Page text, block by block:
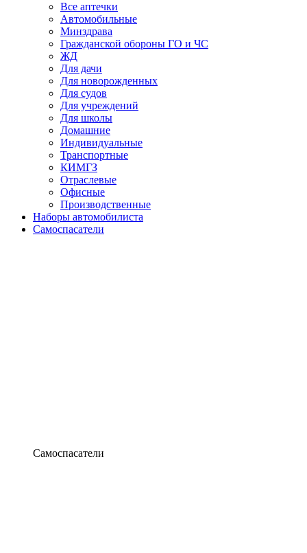
Все аптечки
Автомобильные
Минздрава
Гражданской обороны ГО и ЧС
ЖД
Для дачи
Для новорожденных
Для судов
Для учреждений
Для школы
Домашние
Индивидуальные
Транспортные
КИМГЗ
Отраслевые
Офисные
Производственные
Наборы автомобилиста
Самоспасатели
Самоспасатели